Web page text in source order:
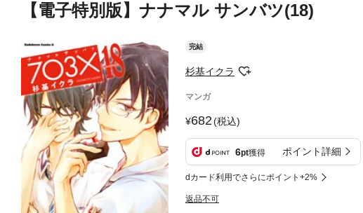
【電子特別版】ナナマル サンバツ(18)
完結
杉基イクラ
マンガ
682(税込)
6pt獲得 ポイント詳細
dカード利用でさらにポイント+2%
返品不可